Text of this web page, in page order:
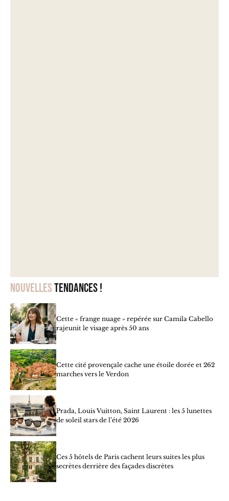
Nouvellestendances !
Cette « frange nuage » repérée sur Camila Cabello
rajeunit le visage après 50 ans
Cette cité provençale cache une étoile dorée et 262
marches vers le Verdon
Prada, Louis Vuitton, Saint Laurent : les 5 lunettes
de soleil stars de l’été 2026
Ces 5 hôtels de Paris cachent leurs suites les plus
secrètes derrière des façades discrètes